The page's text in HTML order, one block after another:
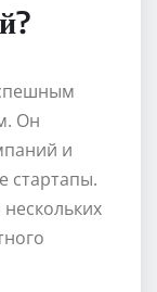
Он
и
стартапы.